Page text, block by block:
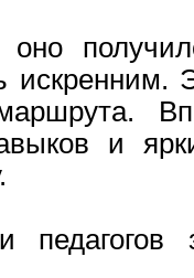
искренним.
и